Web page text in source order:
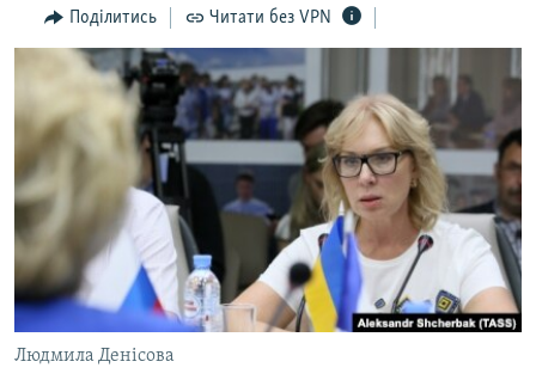
Перейти
до
пошуку
ПОГЛЯД
ІНТЕРВ'Ю
ВСЕ ЗА ДЕНЬ
СПЕЦПРОЕКТИ
ДЕПОРТАЦІЯ
ВІДЕОУРОКИ «ELIFBE»
СВІДЧЕННЯ ОКУПАЦІЇ
УКРАЇНСЬКА ПРОБЛЕМА КРИМУ
ІНФОГРАФІКА
ЯК ОБІЙТИ БЛОКУВАННЯ
Русский
Qırımtatar
ДОЛУЧАЙСЯ!
Поділитись Читати без VPN
Людмила Денісова